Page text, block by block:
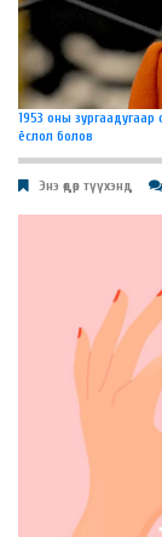
1953 оны
ёслол болов
Энэ өдөр түүхэнд